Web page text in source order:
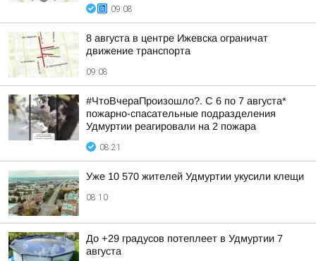
09:08
8 августа в центре Ижевска ограничат
движение транспорта
09:08
#ЧтоВчераПроизошло?. С 6 по 7 августа*
пожарно-спасательные подразделения
Удмуртии реагировали на 2 пожара
08:21
Уже 10 570 жителей Удмуртии укусили клещи
08:10
До +29 градусов потеплеет в Удмуртии 7
августа